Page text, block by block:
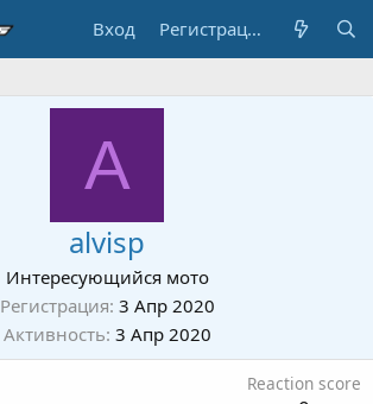
Вход Регистрация
A
alvisp
Интересующийся мото
Регистрация 3 Апр 2020
Активность 3 Апр 2020
Reaction score